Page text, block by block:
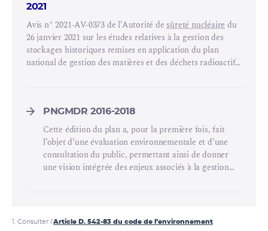
2021
Avis n° 2021-AV-0373 de l’Autorité de sûreté nucléaire du
26 janvier 2021 sur les études relatives à la gestion des
stockages historiques remises en application du plan
national de gestion des matières et des déchets radioactifs
PNGMDR 2016-2018
Cette édition du plan a, pour la première fois, fait
l’objet d’une évaluation environnementale et d’une
consultation du public, permettant ainsi de donner
une vision intégrée des enjeux associés à la gestion
1. Consulter l'Article D. 542-83 du code de l’environnement